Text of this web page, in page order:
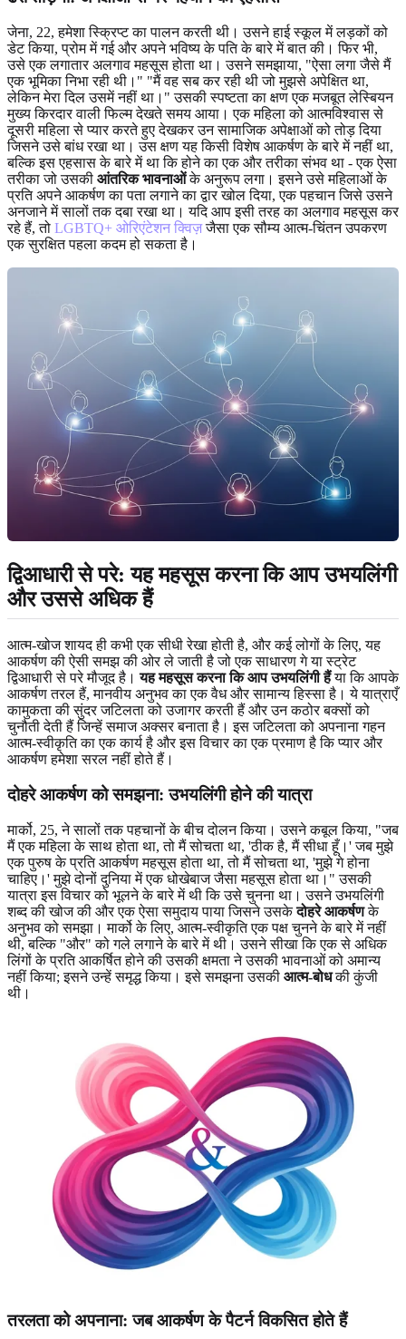
जेना, 22, हमेशा स्क्रिप्ट का पालन करती थी। उसने हाई स्कूल में लड़कों को
डेट किया, प्रोम में गई और अपने भविष्य के पति के बारे में बात की। फिर भी,
उसे एक लगातार अलगाव महसूस होता था। उसने समझाया, "ऐसा लगा जैसे मैं
एक भूमिका निभा रही थी।" "मैं वह सब कर रही थी जो मुझसे अपेक्षित था,
लेकिन मेरा दिल उसमें नहीं था।" उसकी स्पष्टता का क्षण एक मजबूत लेस्बियन
मुख्य किरदार वाली फिल्म देखते समय आया। एक महिला को आत्मविश्वास से
दूसरी महिला से प्यार करते हुए देखकर उन सामाजिक अपेक्षाओं को तोड़ दिया
जिसने उसे बांध रखा था। उस क्षण यह किसी विशेष आकर्षण के बारे में नहीं था,
बल्कि इस एहसास के बारे में था कि होने का एक और तरीका संभव था - एक ऐसा
तरीका जो उसकी आंतरिक भावनाओंके अनुरूप लगा। इसने उसे महिलाओं के
प्रति अपने आकर्षण का पता लगाने का द्वार खोल दिया, एक पहचान जिसे उसने
अनजाने में सालों तक दबा रखा था। यदि आप इसी तरह का अलगाव महसूस कर
रहे हैं, तो LGBTQ+ ओरिएंटेशन क्विज़जैसा एक सौम्य आत्म-चिंतन उपकरण
एक सुरक्षित पहला कदम हो सकता है।
द्विआधारी से परे: यह महसूस करना कि आप उभयलिंगी
और उससे अधिक हैं
आत्म-खोज शायद ही कभी एक सीधी रेखा होती है, और कई लोगों के लिए, यह
आकर्षण की ऐसी समझ की ओर ले जाती है जो एक साधारण गे या स्ट्रेट
द्विआधारी से परे मौजूद है।यह महसूस करना कि आप उभयलिंगी हैंया कि आपके
आकर्षण तरल हैं, मानवीय अनुभव का एक वैध और सामान्य हिस्सा है। ये यात्राएँ
कामुकता की सुंदर जटिलता को उजागर करती हैं और उन कठोर बक्सों को
चुनौती देती हैं जिन्हें समाज अक्सर बनाता है। इस जटिलता को अपनाना गहन
आत्म-स्वीकृति का एक कार्य है और इस विचार का एक प्रमाण है कि प्यार और
आकर्षण हमेशा सरल नहीं होते हैं।
दोहरे आकर्षण को समझना: उभयलिंगी होने की यात्रा
मार्को, 25, ने सालों तक पहचानों के बीच दोलन किया। उसने कबूल किया, "जब
मैं एक महिला के साथ होता था, तो मैं सोचता था, 'ठीक है, मैं सीधा हूँ।' जब मुझे
एक पुरुष के प्रति आकर्षण महसूस होता था, तो मैं सोचता था, 'मुझे गे होना
चाहिए।' मुझे दोनों दुनिया में एक धोखेबाज जैसा महसूस होता था।" उसकी
यात्रा इस विचार को भूलने के बारे में थी कि उसे चुनना था। उसने उभयलिंगी
शब्द की खोज की और एक ऐसा समुदाय पाया जिसने उसकेदोहरे आकर्षणके
अनुभव को समझा। मार्को के लिए, आत्म-स्वीकृति एक पक्ष चुनने के बारे में नहीं
थी, बल्कि "और" को गले लगाने के बारे में थी। उसने सीखा कि एक से अधिक
लिंगों के प्रति आकर्षित होने की उसकी क्षमता ने उसकी भावनाओं को अमान्य
नहीं किया; इसने उन्हें समृद्ध किया। इसे समझना उसकी आत्म-बोधकी कुंजी
थी।
तरलता को अपनाना: जब आकर्षण के पैटर्न विकसित होते हैं